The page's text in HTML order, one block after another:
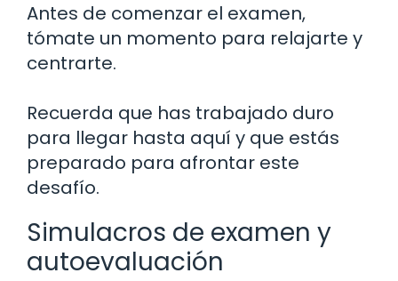
Antes de comenzar el examen,
tómate un momento para relajarte y
centrarte.
Recuerda que has trabajado duro
para llegar hasta aquí y que estás
preparado para afrontar este
desafío.
Simulacros de examen y
autoevaluación